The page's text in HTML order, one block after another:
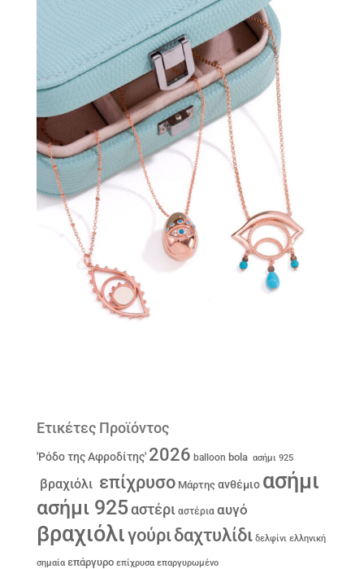
Ετικέτες Προϊόντος
'Ρόδο της Αφροδίτης' 2026 balloon bola ασήμι 925
βραχιόλι επίχρυσο Μάρτης ανθέμιο ασήμι
ασήμι 925αστέρι αστέρια αυγό
βραχιόλιγούριδαχτυλίδι δελφίνι ελληνική
σημαία επάργυρο επίχρυσα επαργυρωμένο